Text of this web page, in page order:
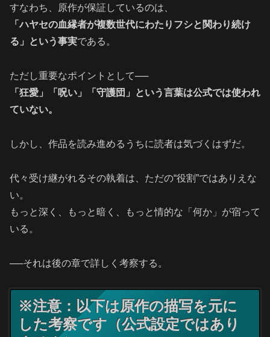
すなわち、原作が保証しているのは、
「ハヤセの血縁者が複数世代にわたりフシと関わり続け
る」という事実である。
ただし重要なポイントとして──
「狂愛」「呪い」「守護団」という言葉は公式では使われ
ていない。
しかし、作品を読み進めるうちに読者は気づくはずだ。
代々受け継がれるその執着は、ただの“役割”ではありえな
い。
もっと深く、もっと暗く、もっと情的な「何か」が宿って
いる。
──それは後の章で詳しく考察する。
※注意：以下は原作の描写を元に
した考察です（公式設定ではあり